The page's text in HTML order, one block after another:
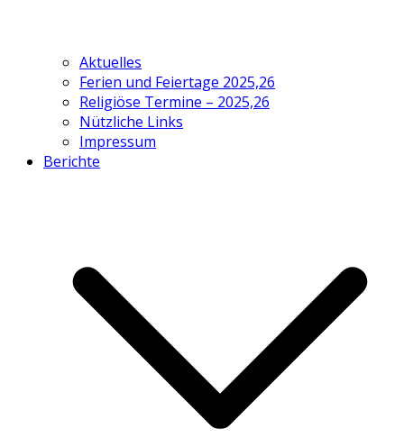
Aktuelles
Ferien und Feiertage 2025,26
Religiöse Termine – 2025,26
Nützliche Links
Impressum
Berichte